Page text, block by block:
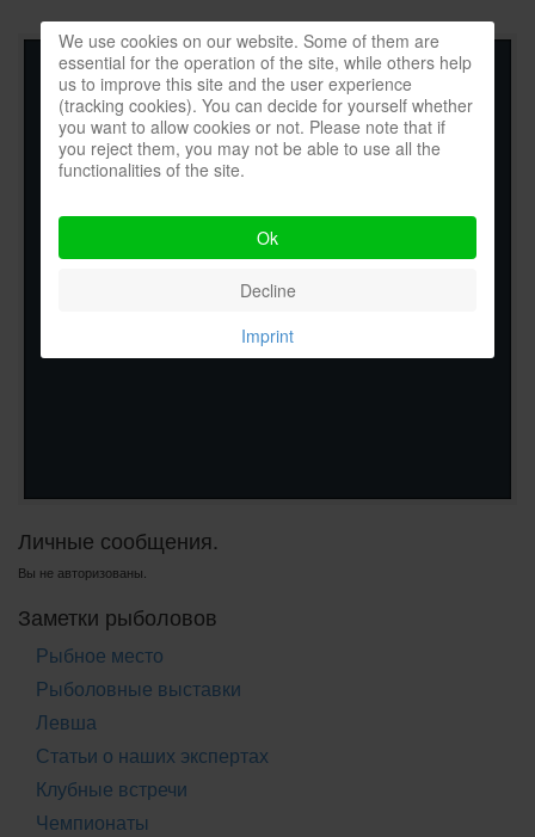
Личные сообщения.
Вы не авторизованы.
Заметки рыболовов
Рыбное место
Рыболовные выставки
Левша
Статьи о наших экспертах
Клубные встречи
Чемпионаты
We use cookies on our website. Some of them are
essential for the operation of the site, while others help
us to improve this site and the user experience
(tracking cookies). You can decide for yourself whether
you want to allow cookies or not. Please note that if
you reject them, you may not be able to use all the
functionalities of the site.
Ok
Decline
Imprint